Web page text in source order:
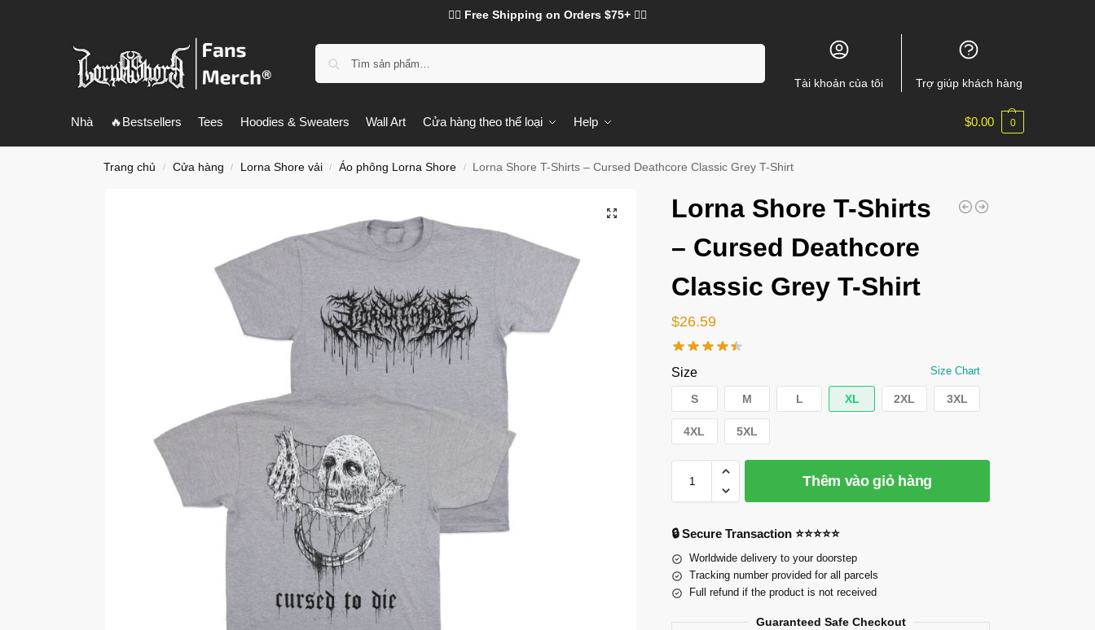
❤️‍🔥 Free Shipping on Orders $75+ ❤️‍🔥
Tài khoản của tôi Trợ giúp khách hàng
Nhà 🔥Bestsellers Tees Hoodies & Sweaters Wall Art Cửa hàng theo thể loại Help $0.00 0
Trang chủ / Cửa hàng / Lorna Shore vải / Áo phông Lorna Shore / Lorna Shore T-Shirts – Cursed Deathcore Classic Grey T-Shirt
Lorna Shore T-Shirts
– Cursed Deathcore
Classic Grey T-Shirt
$26.59
Size Size Chart
S M L XL 2XL 3XL
4XL 5XL
Thêm vào giỏ hàng
🔒 Secure Transaction ⭐⭐⭐⭐⭐
Worldwide delivery to your doorstep
Tracking number provided for all parcels
Full refund if the product is not received
Guaranteed Safe Checkout